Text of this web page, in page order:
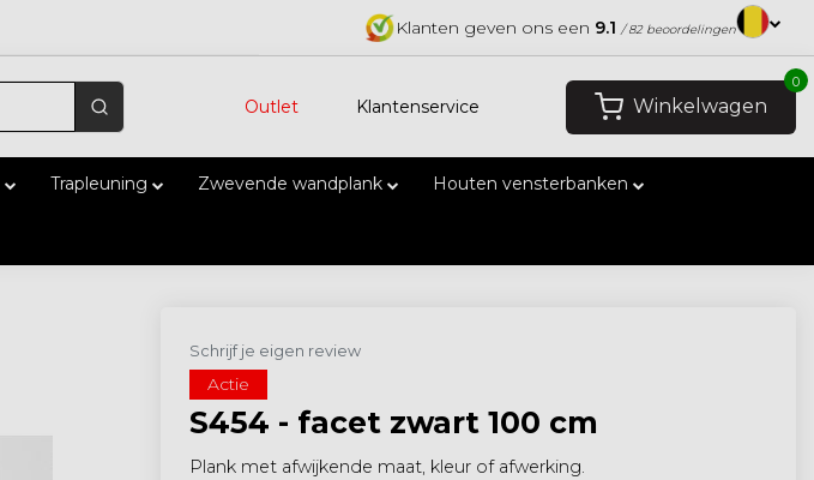
Klanten geven ons een 9.1 / 82 beoordelingen
Outlet Klantenservice Winkelwagen
0
Trapleuning Zwevende wandplank Houten vensterbanken
Schrijf je eigen review
Actie
S454 - facet zwart 100 cm
Plank met afwijkende maat, kleur of afwerking.